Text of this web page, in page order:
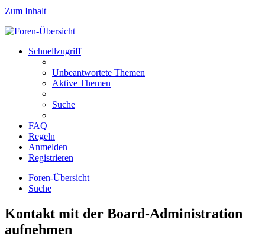
Zum Inhalt
Schnellzugriff
Unbeantwortete Themen
Aktive Themen
Suche
FAQ
Regeln
Anmelden
Registrieren
Foren-Übersicht
Suche
Kontakt mit der Board-Administration
aufnehmen